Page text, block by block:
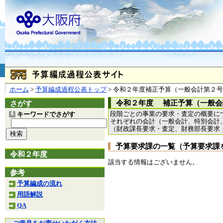
ホーム > 予算編成過程公表トップ> 令和２年度補正予算（一般会計第２
さがす
キーワードでさがす
令和２年度
参考
予算編成の流れ
用語解説
QA
令和２年度 補正予算（一般会
段階ごとの事業の要求・査定の概要に
それぞれの会計（一般会計、特別会
（財政課長要求・査定、財務部長要
予算要求課の一覧（予算要求
該当する情報はございません。
お問合せ
大阪府
（法人番号 4000020270008）
本庁 〒540-8570
大阪市
〒559-8555